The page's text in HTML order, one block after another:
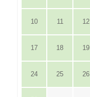
10 11 12
17 18 19
24 25 26